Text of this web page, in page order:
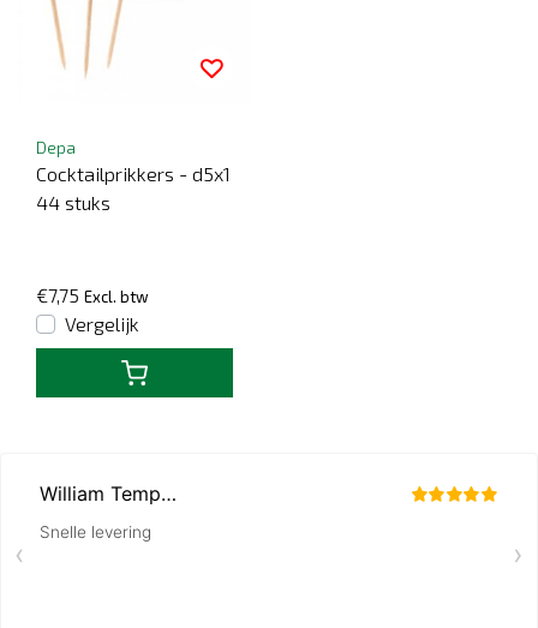
Depa
Cocktailprikkers - d5x1
44 stuks
€7,75 Excl. btw
Vergelijk